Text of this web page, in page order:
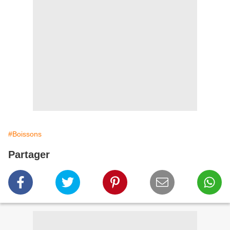
#Boissons
Partager